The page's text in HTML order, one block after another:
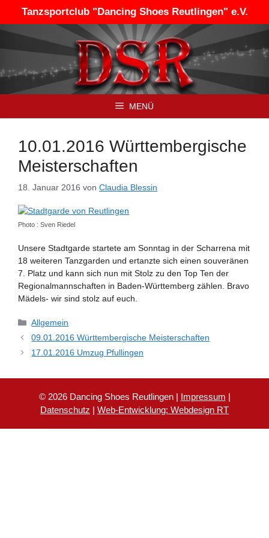
springen
Tanzsportclub "Dancing Shoes Reutlingen" e.V.
MENÜ
10.01.2016 Württembergische
Meisterschaften
18. Januar 2016 von Claudia Blessin
Photo : Sven Riedel
Unsere Stadtgarde startete am Sonntag in der Scharrena mit
18 weiteren Tanzgarden und ertanzte sich einen souveränen
7. Platz und kann sich nun mit Stolz zu den Top Ten der
Regionalmannschaften in Baden-Württemberg zählen. Bravo
Mädels- wir sind stolz auf euch.
Kategorien
Allgemein
09.01.2016 Württembergische Meisterschaften
17.01.2016 Umzug Pfullingen
© 2026 Dancing Shoes Reutlingen | Impressum |
Datenschutz | Web-Entwicklung: Webdesign RT